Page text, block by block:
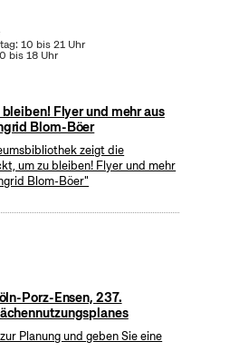
10 bis 21 Uhr
bis 18 Uhr
Flyer und mehr aus
Blom-Böer
zeigt die
um zu bleiben! Flyer und mehr
Blom-Böer"
Porz-Ensen, 237.
Planung und geben Sie eine